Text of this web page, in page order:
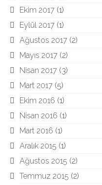
Ekim 2017 (1)
Eylül 2017 (1)
Ağustos 2017 (2)
Mayıs 2017 (2)
Nisan 2017 (3)
Mart 2017 (5)
Ekim 2016 (1)
Nisan 2016 (1)
Mart 2016 (1)
Aralık 2015 (1)
Ağustos 2015 (2)
Temmuz 2015 (2)